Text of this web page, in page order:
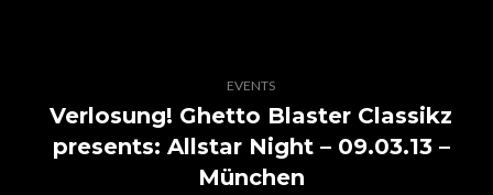
EVENTS
Verlosung! Ghetto Blaster Classikz
presents: Allstar Night – 09.03.13 –
München